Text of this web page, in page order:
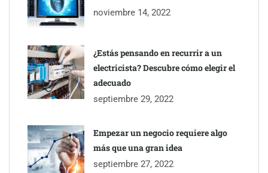
noviembre 14, 2022
¿Estás pensando en recurrir a un
electricista? Descubre cómo elegir el
adecuado
septiembre 29, 2022
Empezar un negocio requiere algo
más que una gran idea
septiembre 27, 2022